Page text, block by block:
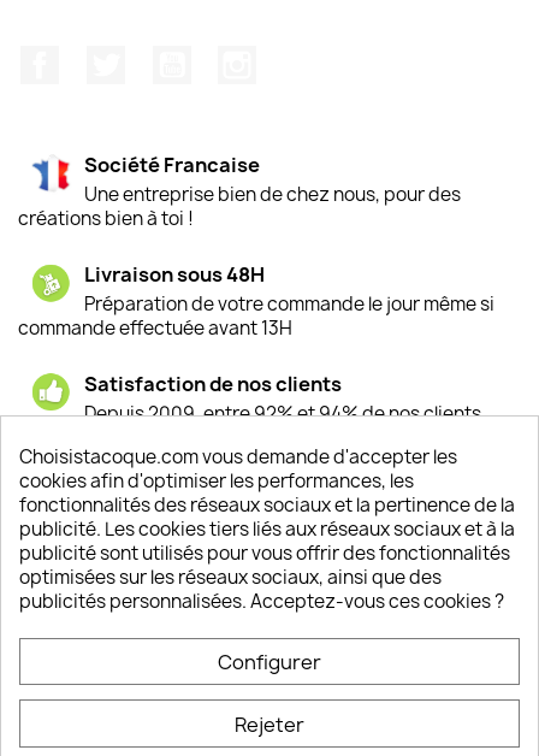
Société Francaise
Une entreprise bien de chez nous, pour des
créations bien à toi !
Livraison sous 48H
Préparation de votre commande le jour même si
commande effectuée avant 13H
Satisfaction de nos clients
Depuis 2009, entre 92% et 94% de nos clients
Un SAV à votre écoute
Notre SAV est disponible 6/7J de 10h à 18H
INFORMATIONS 
Choisistacoque.com vous demande d'accepter les
cookies afin d'optimiser les performances, les
fonctionnalités des réseaux sociaux et la pertinence de la
publicité. Les cookies tiers liés aux réseaux sociaux et à la
publicité sont utilisés pour vous offrir des fonctionnalités
optimisées sur les réseaux sociaux, ainsi que des
publicités personnalisées. Acceptez-vous ces cookies ?
Configurer
Rejeter